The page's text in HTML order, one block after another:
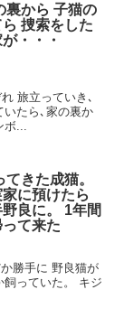
裏から 子猫の
捜索をした
・・・
旅立っていき､
たら､家の裏か
ボ...
てきた成猫。
に預けたら
良に。 1年間
て来た
勝手に 野良猫が
っていた。 キジ